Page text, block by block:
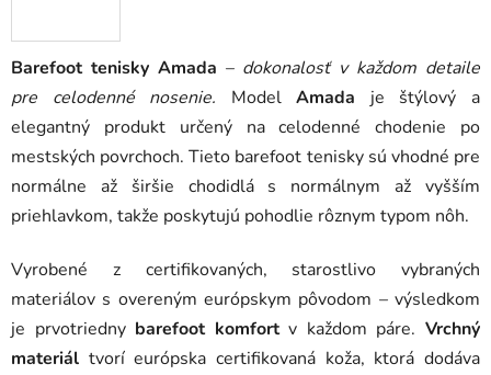
Barefoot tenisky Amada – dokonalosť v každom detaile
pre celodenné nosenie. ModelAmada je štýlový a
elegantný produkt určený na celodenné chodenie po
mestských povrchoch. Tieto barefoot tenisky sú vhodné pre
normálne až širšie chodidlá s normálnym až vyšším
priehlavkom, takže poskytujú pohodlie rôznym typom nôh.
Vyrobené z certifikovaných, starostlivo vybraných
materiálov s overeným európskym pôvodom – výsledkom
je prvotriedny barefoot komfortv každom páre.Vrchný
materiál tvorí európska certifikovaná koža, ktorá dodáva